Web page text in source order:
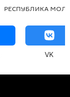
РЕСПУБЛИКА
VK